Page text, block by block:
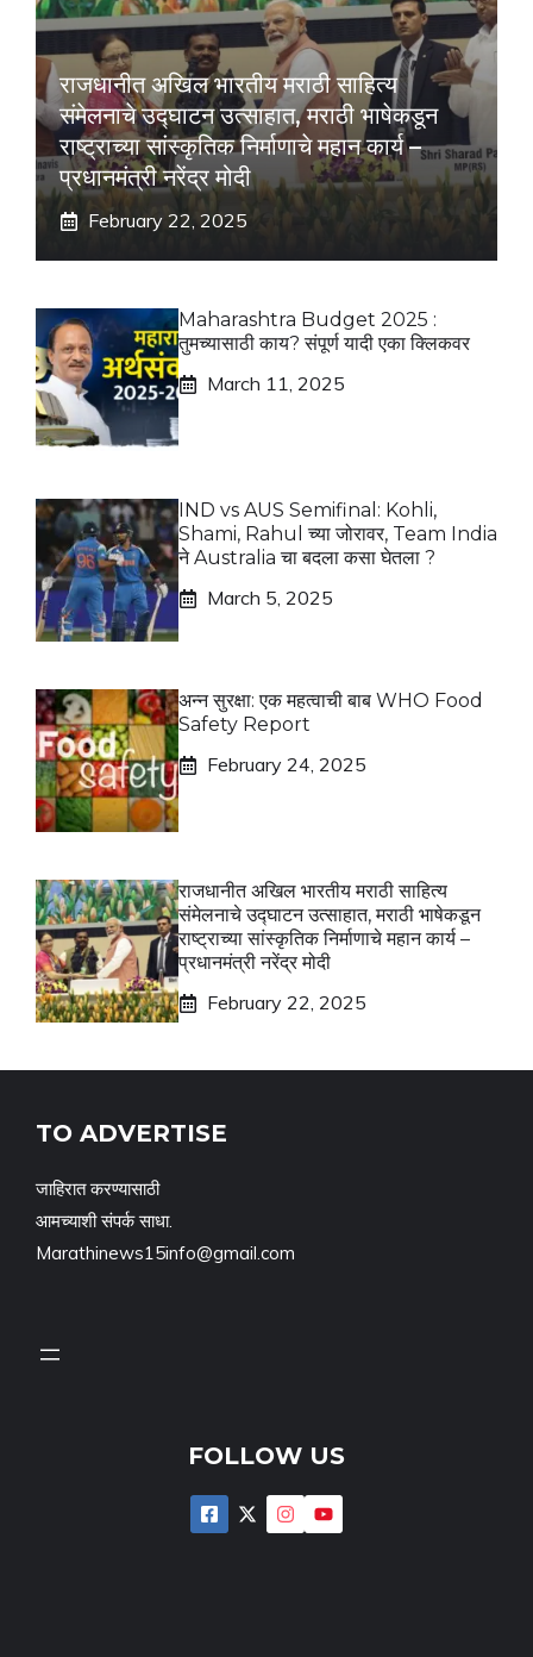
राजधानीत अखिल भारतीय मराठी साहित्य
संमेलनाचे उद्घाटन उत्साहात, मराठी भाषेकडून
राष्ट्राच्या सांस्कृतिक निर्माणाचे महान कार्य –
प्रधानमंत्री नरेंद्र मोदी
February 22, 2025
Maharashtra Budget 2025 :
तुमच्यासाठी काय? संपूर्ण यादी एका क्लिकवर
March 11, 2025
IND vs AUS Semifinal: Kohli,
Shami, Rahul च्या जोरावर, Team India
ने Australia चा बदला कसा घेतला ?
March 5, 2025
अन्न सुरक्षा: एक महत्वाची बाब WHO Food
Safety Report
February 24, 2025
राजधानीत अखिल भारतीय मराठी साहित्य
संमेलनाचे उद्घाटन उत्साहात, मराठी भाषेकडून
राष्ट्राच्या सांस्कृतिक निर्माणाचे महान कार्य –
प्रधानमंत्री नरेंद्र मोदी
February 22, 2025
TO ADVERTISE
जाहिरात करण्यासाठी
आमच्याशी संपर्क साधा.
Marathinews15info@gmail.com
FOLLOW US